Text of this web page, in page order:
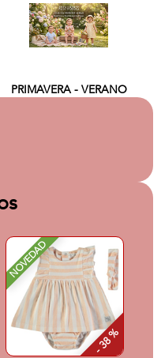
PRIMAVERA - VERANO
NOVEDAD
- 38 %